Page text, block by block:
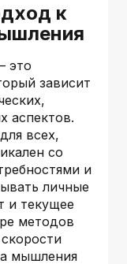
к
это
зависит
аспектов.
всех,
со
и
личные
и текущее
методов
мышления